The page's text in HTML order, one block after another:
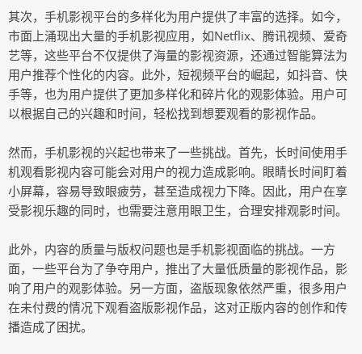
其次，手机影视平台的多样化为用户提供了丰富的选择。如今，
市面上涌现出大量的手机影视应用，如Netflix、腾讯视频、爱奇
艺等，这些平台不仅提供了海量的影视资源，还通过智能算法为
用户推荐个性化的内容。此外，短视频平台的崛起，如抖音、快
手等，也为用户提供了更加多样化和碎片化的观影体验。用户可
以根据自己的兴趣和时间，轻松找到想要观看的影视作品。
然而，手机影视的兴起也带来了一些挑战。首先，长时间使用手
机观看影视内容可能会对用户的视力造成影响。眼睛长时间盯着
小屏幕，容易导致眼疲劳，甚至造成视力下降。因此，用户在享
受影视乐趣的同时，也需要注意用眼卫生，合理安排观影时间。
此外，内容的质量与版权问题也是手机影视面临的挑战。一方
面，一些平台为了争夺用户，推出了大量低质量的影视作品，影
响了用户的观影体验。另一方面，盗版现象依然严重，很多用户
在未付费的情况下观看盗版影视作品，这对正版内容的创作和传
播造成了困扰。